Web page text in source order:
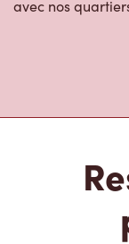
avec nos